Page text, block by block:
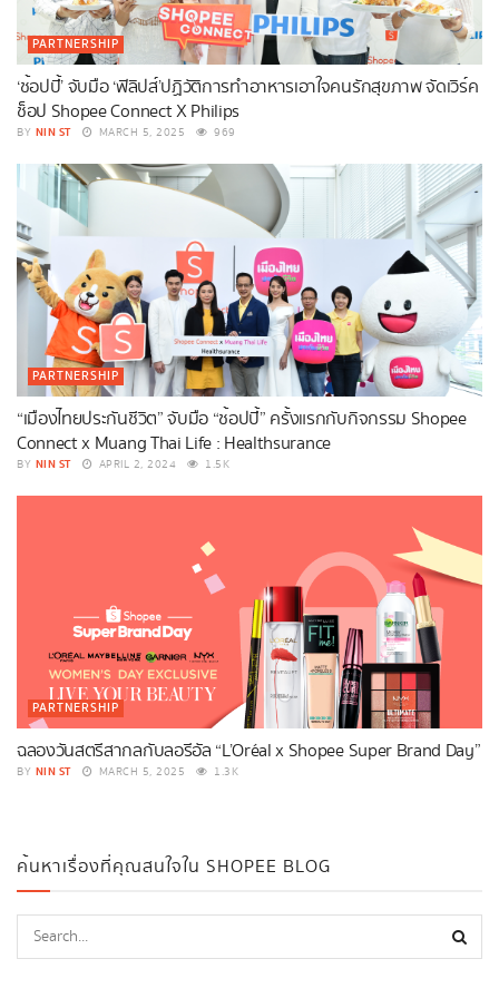
PARTNERSHIP
‘ช้อปปี้’ จับมือ ‘ฟิลิปส์’ปฏิวัติการทำอาหารเอาใจคนรักสุขภาพ จัดเวิร์ค
ช็อป Shopee Connect X Philips
BY NIN ST MARCH 5, 2025 969
PARTNERSHIP
“เมืองไทยประกันชีวิต” จับมือ “ช้อปปี้” ครั้งแรกกับกิจกรรม Shopee
Connect x Muang Thai Life : Healthsurance
BY NIN ST APRIL 2, 2024 1.5K
PARTNERSHIP
ฉลองวันสตรีสากลกับลอรีอัล “L’Oréal x Shopee Super Brand Day”
BY NIN ST MARCH 5, 2025 1.3K
ค้นหาเรื่องที่คุณสนใจใน SHOPEE BLOG